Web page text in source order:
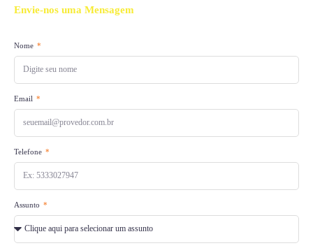
Envie-nos uma Mensagem
Nome
Email
Telefone
Assunto